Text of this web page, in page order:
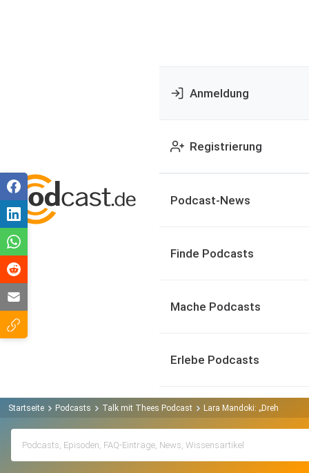
Anmeldung
Registrierung
Podcast-News
Finde Podcasts
Mache Podcasts
Erlebe Podcasts
Startseite Podcasts Talk mit Thees Podcast Lara Mandoki: „Drehen in